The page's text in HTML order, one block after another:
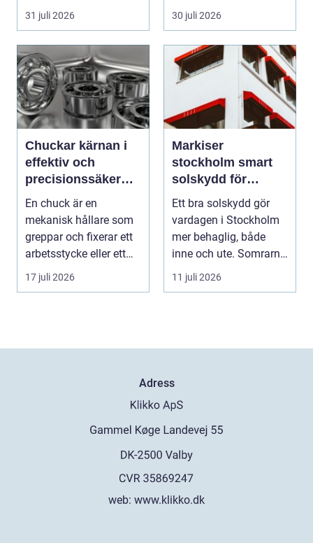
upp uttag. I
Stockholms s...
31 juli 2026
vardagen vävs ihop i
en...
30 juli 2026
Chuckar kärnan i
effektiv och
precisionssäker
uppspänning
En chuck är en
mekanisk hållare som
greppar och fixerar ett
arbetsstycke eller ett
verktyg, oftast i...
17 juli 2026
Markiser
stockholm smart
solskydd för
stadsliv och
uteplatser
Ett bra solskydd gör
vardagen i Stockholm
mer behaglig, både
inne och ute. Somrarna
kan vara varma, ...
11 juli 2026
Adress
web: www.klikko.dk